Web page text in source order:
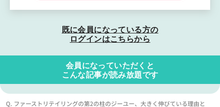
既に会員になっている方の
ログインはこちらから
会員になっていただくと
こんな記事が読み放題です
Q. ファーストリテイリングの第2の柱のジーユー、大きく伸びている理由と